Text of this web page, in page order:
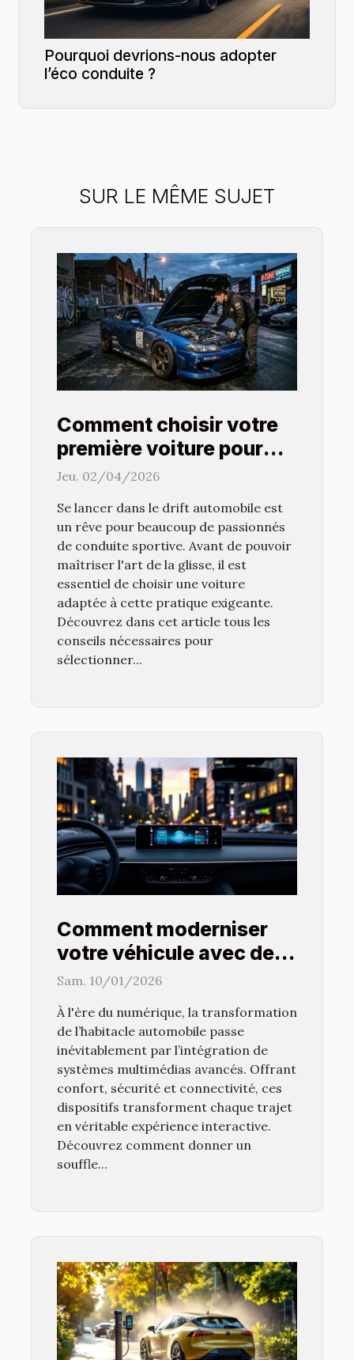
Pourquoi devrions-nous adopter
l’éco conduite ?
SUR LE MÊME SUJET
Comment choisir votre
première voiture pour
pratiquer le drift ?
Jeu. 02/04/2026
Se lancer dans le drift automobile est
un rêve pour beaucoup de passionnés
de conduite sportive. Avant de pouvoir
maîtriser l'art de la glisse, il est
essentiel de choisir une voiture
adaptée à cette pratique exigeante.
Découvrez dans cet article tous les
conseils nécessaires pour
sélectionner...
Comment moderniser
votre véhicule avec des
systèmes multimédias
avancés ?
Sam. 10/01/2026
À l'ère du numérique, la transformation
de l’habitacle automobile passe
inévitablement par l’intégration de
systèmes multimédias avancés. Offrant
confort, sécurité et connectivité, ces
dispositifs transforment chaque trajet
en véritable expérience interactive.
Découvrez comment donner un
souffle...